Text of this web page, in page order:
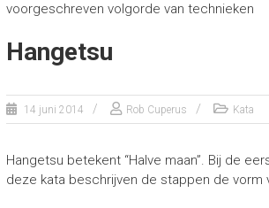
voorgeschreven volgorde van technieken
Hangetsu
14 juni 2014 Rob Cuperus Kata
Hangetsu betekent “Halve maan”. Bij de
deze kata beschrijven de stappen de vorm